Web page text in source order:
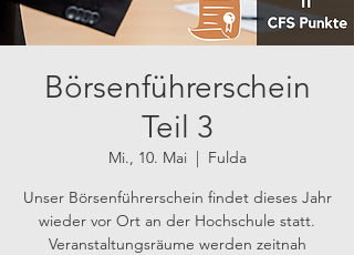
Börsenführerschein
Teil 3
Mi., 10. Mai
  |
Fulda
Unser Börsenführerschein findet dieses Jahr
wieder vor Ort an der Hochschule statt.
Veranstaltungsräume werden zeitnah